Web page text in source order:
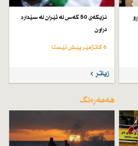
نزیكەی 50 كەس لە ئێران لە سێدارە
دراون
6 کاتژمێر پێش ئێستا
زیاتر
هەمەڕەنگ